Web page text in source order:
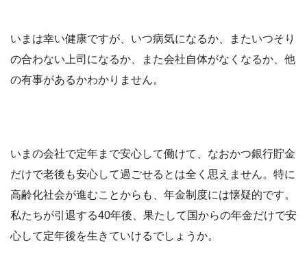
いまは幸い健康ですが、いつ病気になるか、またいつそり
の合わない上司になるか、また会社自体がなくなるか、他
の有事があるかわかりません。
いまの会社で定年まで安心して働けて、なおかつ銀行貯金
だけで老後も安心して過ごせるとは全く思えません。特に
高齢化社会が進むことからも、年金制度には懐疑的です。
私たちが引退する40年後、果たして国からの年金だけで安
心して定年後を生きていけるでしょうか。